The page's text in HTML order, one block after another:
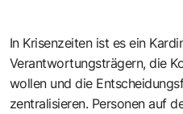
In Krisenzeiten ist es ein
Verantwortungsträgern, die
wollen und die
zentralisieren. Personen auf